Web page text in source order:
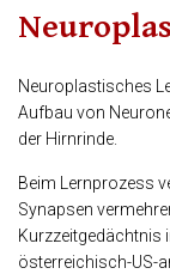
Neuroplastisches
Aufbau von
der Hirnrinde.
Beim Lernprozess
Synapsen
Kurzzeitgedächtnis
österreichisch-US-